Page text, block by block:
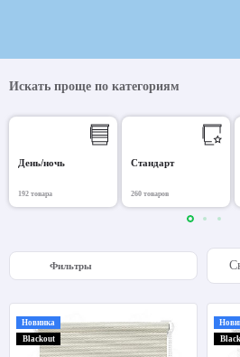
Искать проще по категориям
День/ночь
192 товара
Стандарт
260 товаров
Фильтры
Новинка
Blackout